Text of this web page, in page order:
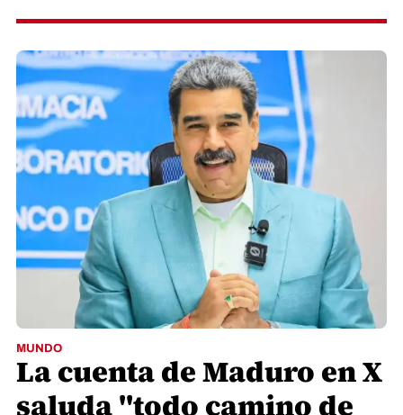
MUNDO
La cuenta de Maduro en X
saluda "todo camino de